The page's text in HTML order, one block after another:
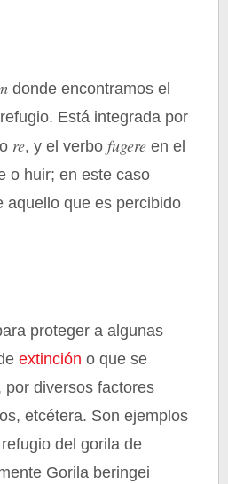
donde encontramos el
Está integrada por
re, y el verbofugere en el
o huir; en este caso
aquello que es percibido
proteger a algunas
extinción o que se
diversos factores
etcétera. Son ejemplos
del gorila de
Gorila beringei